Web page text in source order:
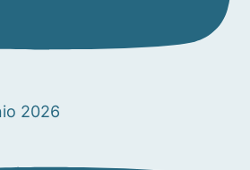
2026